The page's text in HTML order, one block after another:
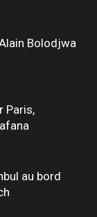
Bolodjwa
Paris,
au bord